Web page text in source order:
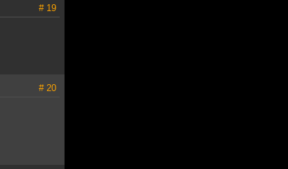
# 19
# 20